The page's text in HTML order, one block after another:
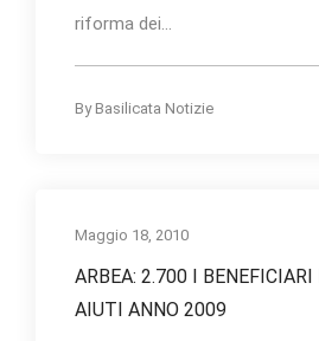
riforma dei...
By Basilicata Notizie
Maggio 18, 2010
ARBEA: 2.700 I
AIUTI ANNO 2009